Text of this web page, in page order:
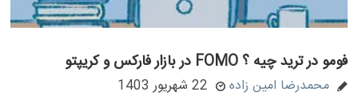
فومو در ترید چیه ؟ FOMO در بازار فارکس و کریپتو
محمدرضا امین زاده 22 شهریور 1403